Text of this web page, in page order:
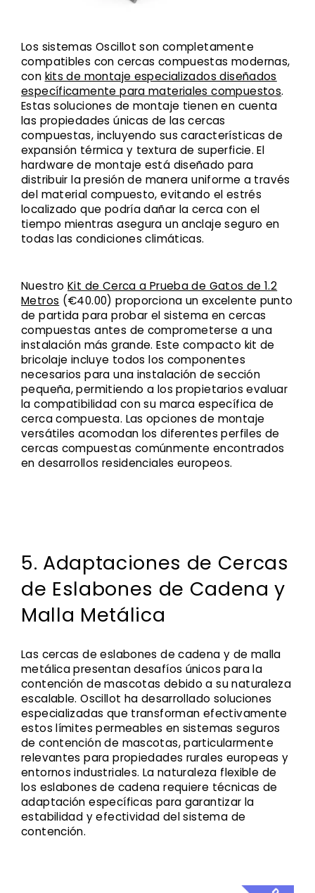
Los sistemas Oscillot son completamente
compatibles con cercas compuestas modernas,
con kits de montaje especializados diseñados
específicamente para materiales compuestos.
Estas soluciones de montaje tienen en cuenta
las propiedades únicas de las cercas
compuestas, incluyendo sus características de
expansión térmica y textura de superficie. El
hardware de montaje está diseñado para
distribuir la presión de manera uniforme a través
del material compuesto, evitando el estrés
localizado que podría dañar la cerca con el
tiempo mientras asegura un anclaje seguro en
todas las condiciones climáticas.
NuestroKit de Cerca a Prueba de Gatos de 1.2
Metros (€40.00) proporciona un excelente punto
de partida para probar el sistema en cercas
compuestas antes de comprometerse a una
instalación más grande. Este compacto kit de
bricolaje incluye todos los componentes
necesarios para una instalación de sección
pequeña, permitiendo a los propietarios evaluar
la compatibilidad con su marca específica de
cerca compuesta. Las opciones de montaje
versátiles acomodan los diferentes perfiles de
cercas compuestas comúnmente encontrados
en desarrollos residenciales europeos.
5. Adaptaciones de Cercas
de Eslabones de Cadena y
Malla Metálica
Las cercas de eslabones de cadena y de malla
metálica presentan desafíos únicos para la
contención de mascotas debido a su naturaleza
escalable. Oscillot ha desarrollado soluciones
especializadas que transforman efectivamente
estos límites permeables en sistemas seguros
de contención de mascotas, particularmente
relevantes para propiedades rurales europeas y
entornos industriales. La naturaleza flexible de
los eslabones de cadena requiere técnicas de
adaptación específicas para garantizar la
estabilidad y efectividad del sistema de
contención.